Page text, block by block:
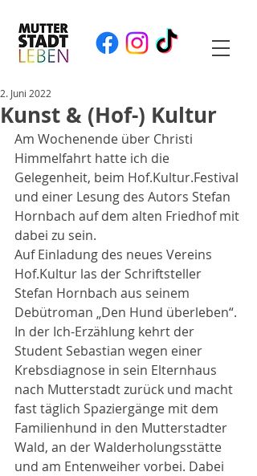
Kunst & (Hof-) Kultur
2. Juni 2022
Am Wochenende über Christi
Himmelfahrt hatte ich die
Gelegenheit, beim Hof.Kultur.Festival
und einer Lesung des Autors Stefan
Hornbach auf dem alten Friedhof mit
dabei zu sein.
Auf Einladung des neues Vereins
Hof.Kultur las der Schriftsteller
Stefan Hornbach aus seinem
Debütroman „Den Hund überleben“.
In der Ich-Erzählung kehrt der
Student Sebastian wegen einer
Krebsdiagnose in sein Elternhaus
nach Mutterstadt zurück und macht
fast täglich Spaziergänge mit dem
Familienhund in den Mutterstadter
Wald, an der Walderholungsstätte
und am Entenweiher vorbei. Dabei